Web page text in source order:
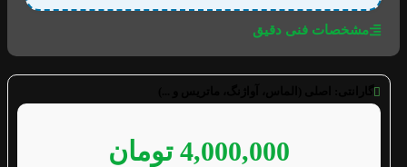
مشخصات فنی دقیق
4,000,000 تومان